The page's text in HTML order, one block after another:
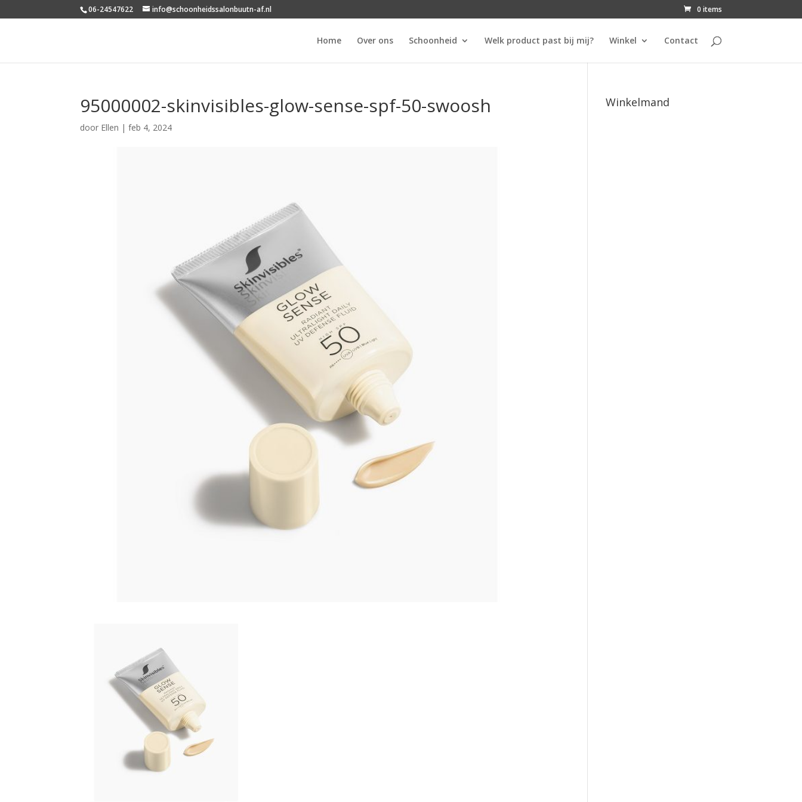
06-24547622 info@schoonheidssalonbuutn-af.nl 0 items
Home Over ons Schoonheid Welk product past bij mij? Winkel Contact
95000002-skinvisibles-glow-sense-spf-50-swoosh
door Ellen |feb 4, 2024
Winkelmand